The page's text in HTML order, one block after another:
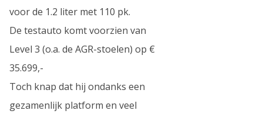
voor de 1.2 liter met 110 pk.
De testauto komt voorzien van
Level 3 (o.a. de AGR-stoelen) op €
35.699,-
Toch knap dat hij ondanks een
gezamenlijk platform en veel